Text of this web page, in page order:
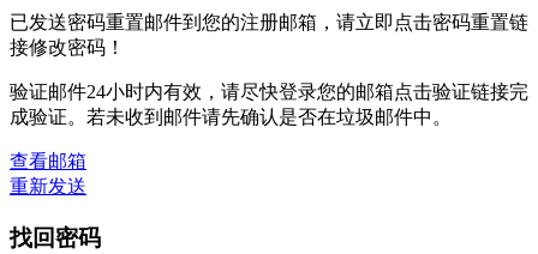
已发送密码重置邮件到您的注册邮箱，请立即点击密码重置链
接修改密码！
验证邮件24小时内有效，请尽快登录您的邮箱点击验证链接完
成验证。若未收到邮件请先确认是否在垃圾邮件中。
查看邮箱
重新发送
找回密码